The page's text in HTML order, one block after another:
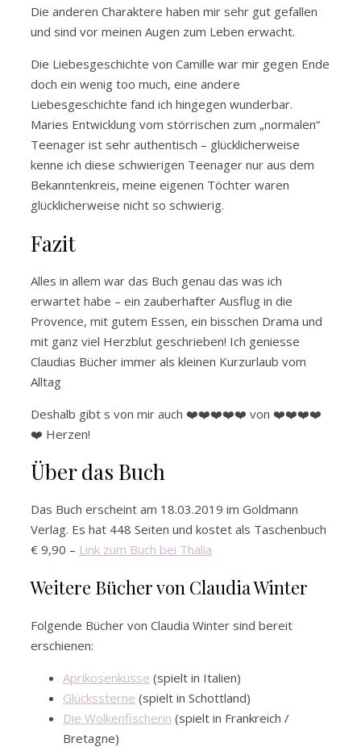
Die anderen Charaktere haben mir sehr gut gefallen
und sind vor meinen Augen zum Leben erwacht.
Die Liebesgeschichte von Camille war mir gegen Ende
doch ein wenig too much, eine andere
Liebesgeschichte fand ich hingegen wunderbar.
Maries Entwicklung vom störrischen zum „normalen“
Teenager ist sehr authentisch – glücklicherweise
kenne ich diese schwierigen Teenager nur aus dem
Bekanntenkreis, meine eigenen Töchter waren
glücklicherweise nicht so schwierig.
Fazit
Alles in allem war das Buch genau das was ich
erwartet habe – ein zauberhafter Ausflug in die
Provence, mit gutem Essen, ein bisschen Drama und
mit ganz viel Herzblut geschrieben! Ich geniesse
Claudias Bücher immer als kleinen Kurzurlaub vom
Alltag
Deshalb gibt s von mir auch ❤️❤️❤️❤️❤️ von ❤️❤️❤️❤️
❤️ Herzen!
Über das Buch
Das Buch erscheint am 18.03.2019 im Goldmann
Verlag. Es hat 448 Seiten und kostet als Taschenbuch
€ 9,90 – Link zum Buch bei Thalia
Weitere Bücher von Claudia Winter
Folgende Bücher von Claudia Winter sind bereit
erschienen:
Aprikosenküsse (spielt in Italien)
Glückssterne (spielt in Schottland)
Die Wolkenfischerin (spielt in Frankreich /
Bretagne)